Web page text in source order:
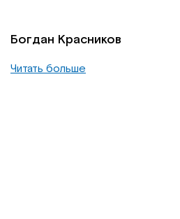
Богдан Красников
Читать больше